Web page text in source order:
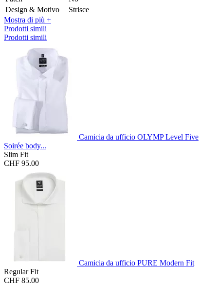
Design & Motivo
Strisce
Mostra di più +
Prodotti simili
Prodotti simili
Camicia da ufficio OLYMP Level Five
Soirée body...
Slim Fit
CHF 95.00
Camicia da ufficio PURE Modern Fit
Regular Fit
CHF 85.00